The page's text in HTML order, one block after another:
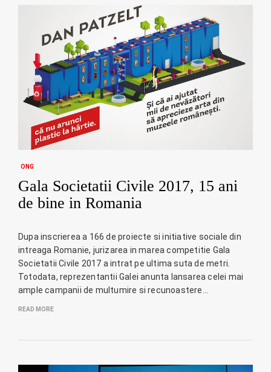
ONG
Gala Societatii Civile 2017, 15 ani
de bine in Romania
Dupa inscrierea a 166 de proiecte si initiative sociale din
intreaga Romanie, jurizarea in marea competitie Gala
Societatii Civile 2017 a intrat pe ultima suta de metri.
Totodata, reprezentantii Galei anunta lansarea celei mai
ample campanii de multumire si recunoastere…
READ MORE